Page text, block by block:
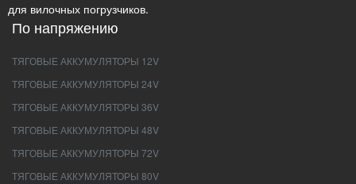
для вилочных погрузчиков.
По напряжению
ТЯГОВЫЕ АККУМУЛЯТОРЫ 12V
ТЯГОВЫЕ АККУМУЛЯТОРЫ 24V
ТЯГОВЫЕ АККУМУЛЯТОРЫ 36V
ТЯГОВЫЕ АККУМУЛЯТОРЫ 48V
ТЯГОВЫЕ АККУМУЛЯТОРЫ 72V
ТЯГОВЫЕ АККУМУЛЯТОРЫ 80V